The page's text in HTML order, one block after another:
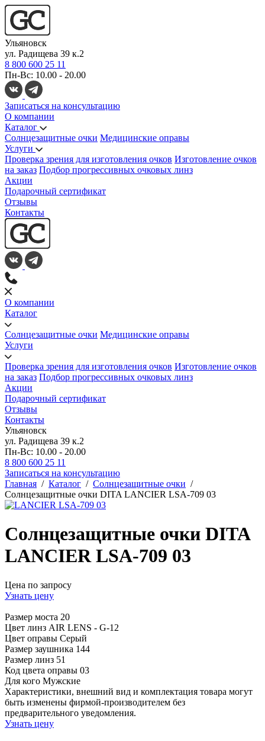
Ульяновск
ул. Радищева 39 к.2
8 800 600 25 11
Пн-Вс: 10.00 - 20.00
Записаться на консультацию
О компании
Каталог
Солнцезащитные очки Медицинские оправы
Услуги
Проверка зрения для изготовления очков Изготовление очков
на заказ Подбор прогрессивных очковых линз
Акции
Подарочный сертификат
Отзывы
Контакты
О компании
Каталог
Солнцезащитные очки Медицинские оправы
Услуги
Проверка зрения для изготовления очков Изготовление очков
на заказ Подбор прогрессивных очковых линз
Акции
Подарочный сертификат
Отзывы
Контакты
Ульяновск
ул. Радищева 39 к.2
Пн-Вс: 10.00 - 20.00
8 800 600 25 11
Записаться на консультацию
Главная / Каталог / Солнцезащитные очки /
Солнцезащитные очки DITA LANCIER LSA-709 03
Солнцезащитные очки DITA
LANCIER LSA-709 03
Цена по запросу
Узнать цену
Размер моста 20
Цвет линз AIR LENS - G-12
Цвет оправы Серый
Размер заушника 144
Размер линз 51
Код цвета оправы 03
Для кого Мужские
Характеристики, внешний вид и комплектация товара могут
быть изменены фирмой-производителем без
предварительного уведомления.
Узнать цену